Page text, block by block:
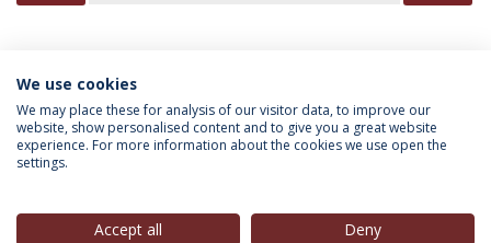
INFORMAÇÃO PARA
We use cookies
We may place these for analysis of our visitor data, to improve our
website, show personalised content and to give you a great website
experience. For more information about the cookies we use open the
settings.
Accept all Deny